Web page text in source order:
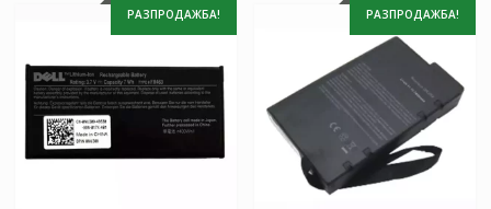
РАЗПРОДАЖБА! РАЗПРОДАЖБА!